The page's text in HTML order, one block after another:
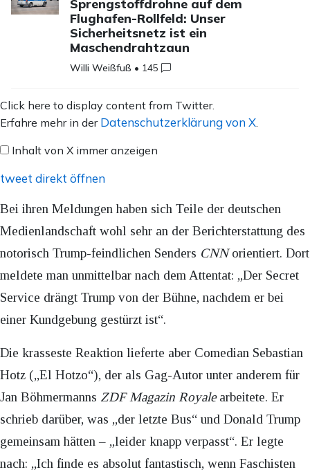
Sprengstoffdrohne auf dem
Flughafen-Rollfeld: Unser
Sicherheitsnetz ist ein
Maschendrahtzaun
Willi Weißfuß • 145
Inhalt
von
anzeigen
Click here to display content from Twitter.
Erfahre mehr in der Datenschutzerklärung von X
Inhalt von X immer anzeigen
tweet direkt öffnen
Bei ihren Meldungen haben sich Teile der deutschen
Medienlandschaft wohl sehr an der Berichterstattung des
notorisch Trump-feindlichen Senders CNNorientiert. Dort
meldete man unmittelbar nach dem Attentat: „Der Secret
Service drängt Trump von der Bühne, nachdem er bei
einer Kundgebung gestürzt ist“.
Die krasseste Reaktion lieferte aber Comedian Sebastian
Hotz („El Hotzo“), der als Gag-Autor unter anderem für
Jan Böhmermanns ZDF Magazin Royalearbeitete. Er
schrieb darüber, was „der letzte Bus“ und Donald Trump
gemeinsam hätten – „leider knapp verpasst“. Er legte
nach: „Ich finde es absolut fantastisch, wenn Faschisten